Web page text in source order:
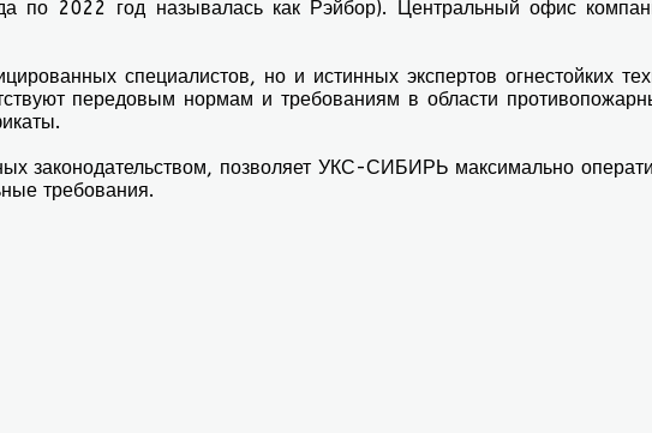
год называлась как Рэйбор). Центральный офис
специалистов, но и истинных экспертов огнестойких
передовым нормам и требованиям в области
законодательством, позволяет УКС-СИБИРЬ максимально
требования.